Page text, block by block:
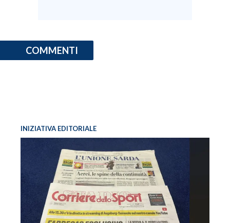
COMMENTI
INIZIATIVA EDITORIALE